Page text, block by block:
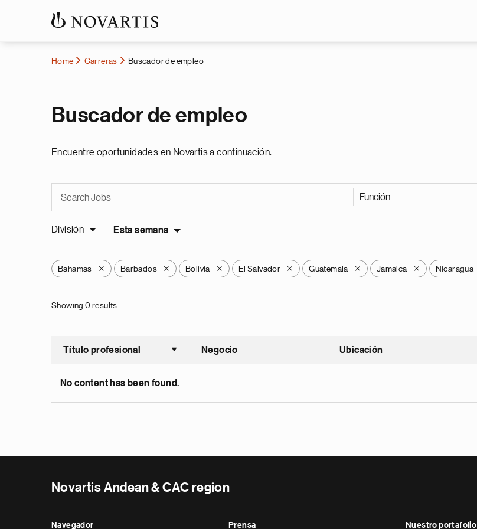
Home Carreras Buscador de empleo
Buscador de empleo
Encuentre oportunidades en Novartis a continuación.
Función
División Esta semana
Bahamas X Barbados X Bolivia X El Salvador X Guatemala X Jamaica X Nicaragua
Showing 0 results
Título profesional
Ordenar ascendente
Negocio Ubicación
No content has been found.
Novartis Andean & CAC region
Navegador Prensa Nuestro portafolio